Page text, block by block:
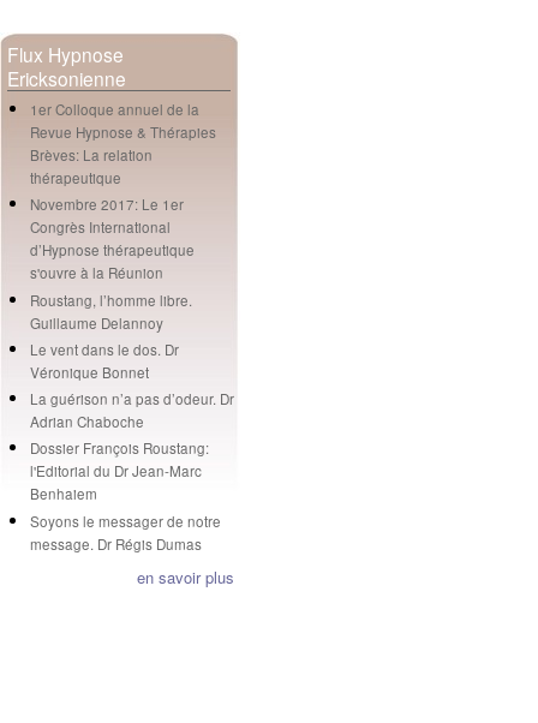
Flux Hypnose
Ericksonienne
1er Colloque annuel de la
Revue Hypnose & Thérapies
Brèves: La relation
thérapeutique
Novembre 2017: Le 1er
Congrès International
d’Hypnose thérapeutique
s'ouvre à la Réunion
Roustang, l’homme libre.
Guillaume Delannoy
Le vent dans le dos. Dr
Véronique Bonnet
La guérison n’a pas d’odeur. Dr
Adrian Chaboche
Dossier François Roustang:
l'Editorial du Dr Jean-Marc
Benhaiem
Soyons le messager de notre
message. Dr Régis Dumas
en savoir plus